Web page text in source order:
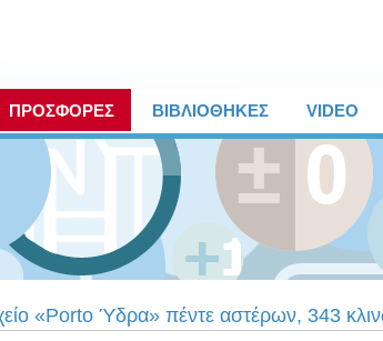
ΠΡΟΣΦΟΡΕΣ ΒΙΒΛΙΟΘΗΚΕΣ VIDEO
«Porto Ύδρα» πέντε αστέρων, 343